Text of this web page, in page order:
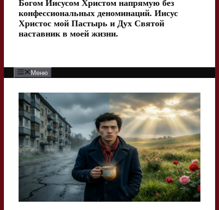
Богом Иисусом Христом напрямую без
конфессиональных деноминаций. Иисус
Христос мой Пастырь и Дух Святой
наставник в моей жизни.
Меню